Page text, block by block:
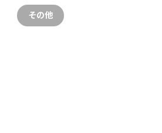
その他